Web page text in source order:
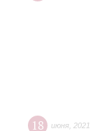
18 июня 2021